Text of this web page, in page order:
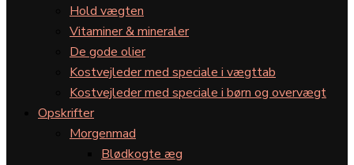
Hold vægten
Vitaminer & mineraler
De gode olier
Kostvejleder med speciale i vægttab
Kostvejleder med speciale i børn og overvægt
Opskrifter
Morgenmad
Blødkogte æg